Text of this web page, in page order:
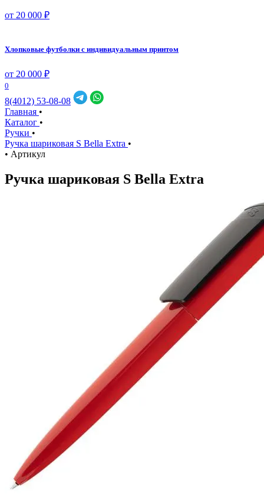
от 20 000 ₽
Хлопковые футболки с индивидуальным принтом
от 20 000 ₽
0
8(4012) 53-08-08
Главная •
Каталог •
Ручки •
Ручка шариковая S Bella Extra •
• Артикул
Ручка шариковая S Bella Extra